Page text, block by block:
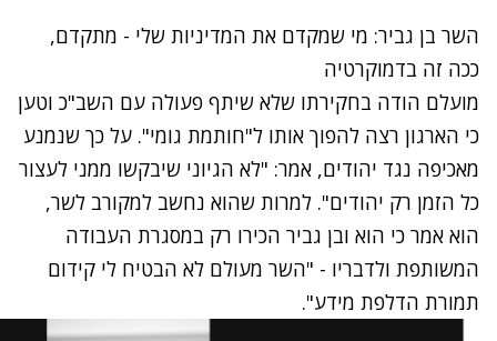
השר בן גביר: מי שמקדם את המדיניות שלי - מתקדם,
ככה זה בדמוקרטיה
מועלם הודה בחקירתו שלא שיתף פעולה עם השב"כ וטען
כי הארגון רצה להפוך אותו ל"חותמת גומי". על כך שנמנע
מאכיפה נגד יהודים, אמר: "לא הגיוני שיבקשו ממני לעצור
כל הזמן רק יהודים". למרות שהוא נחשב למקורב לשר,
הוא אמר כי הוא ובן גביר הכירו רק במסגרת העבודה
המשותפת ולדבריו - "השר מעולם לא הבטיח לי קידום
תמורת הדלפת מידע".